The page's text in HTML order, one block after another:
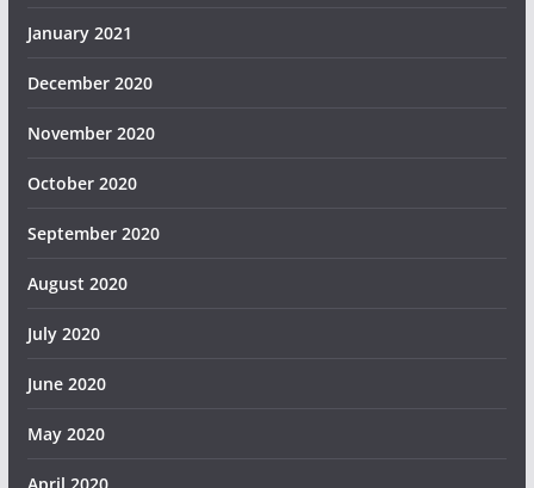
January 2021
December 2020
November 2020
October 2020
September 2020
August 2020
July 2020
June 2020
May 2020